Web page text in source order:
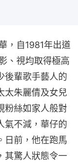
，自1981年出道
、視均取得極高
後輩歌手藝人的
太朱麗倩及女兒
粉絲如家人般對
氣不減，華仔的
日前，他在跑馬
其驚人狀態令一